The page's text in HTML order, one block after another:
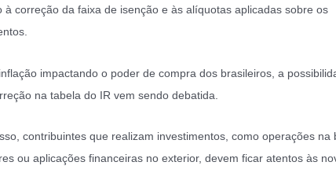
à correção da faixa de isenção e às alíquotas aplicadas sobre os
impactando o poder de compra dos brasileiros, a
na tabela do IR vem sendo debatida.
contribuintes que realizam investimentos, como operações na
ou aplicações financeiras no exterior, devem ficar atentos às